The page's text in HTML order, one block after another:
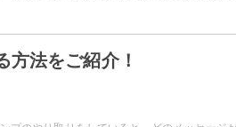
方法をご紹介！